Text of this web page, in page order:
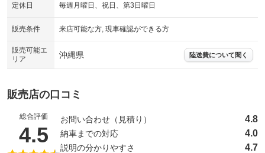
定休日 毎週月曜日、祝日、第3日曜日
販売条件 来店可能な方, 現車確認ができる方
販売可能エ
リア
沖縄県 陸送費について聞く
販売店の口コミ
総合評価
4.5 （5点満点中）
お問い合わせ（見積り） 4.8
納車までの対応 4.0
説明の分かりやすさ 4.7